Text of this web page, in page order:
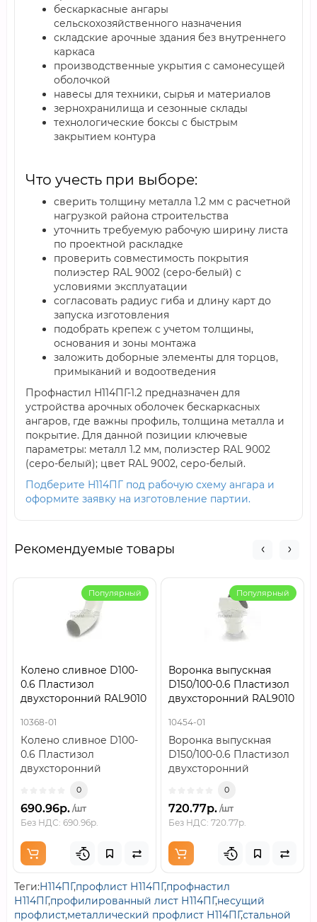
бескаркасные ангары
сельскохозяйственного назначения
складские арочные здания без внутреннего
каркаса
производственные укрытия с самонесущей
оболочкой
навесы для техники, сырья и материалов
зернохранилища и сезонные склады
технологические боксы с быстрым
закрытием контура
Что учесть при выборе:
сверить толщину металла 1.2 мм с расчетной
нагрузкой района строительства
уточнить требуемую рабочую ширину листа
по проектной раскладке
проверить совместимость покрытия
полиэстер RAL 9002 (серо-белый) с
условиями эксплуатации
согласовать радиус гиба и длину карт до
запуска изготовления
подобрать крепеж с учетом толщины,
основания и зоны монтажа
заложить доборные элементы для торцов,
примыканий и водоотведения
Профнастил H114ПГ-1.2 предназначен для
устройства арочных оболочек бескаркасных
ангаров, где важны профиль, толщина металла и
покрытие. Для данной позиции ключевые
параметры: металл 1.2 мм, полиэстер RAL 9002
(серо-белый); цвет RAL 9002, серо-белый.
Подберите H114ПГ под рабочую схему ангара и
оформите заявку на изготовление партии.
Рекомендуемые товары
Популярный
Колено сливное D100-
0.6 Пластизол
двухсторонний RAL9010
10368-01
Колено сливное D100-
0.6 Пластизол
двухсторонний
0
690.96р. /шт
Без НДС: 690.96р.
Популярный
Воронка выпускная
D150/100-0.6 Пластизол
двухсторонний RAL9010
10454-01
Воронка выпускная
D150/100-0.6 Пластизол
двухсторонний
0
720.77р. /шт
Без НДС: 720.77р.
Теги:Н114ПГ,профлист Н114ПГ,профнастил
Н114ПГ,профилированный лист Н114ПГ,несущий
профлист,металлический профлист Н114ПГ,стальной